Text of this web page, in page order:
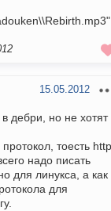
15.05.2012
в дебри, но не хотят
тоесть
надо писать
для линукса, а как
для